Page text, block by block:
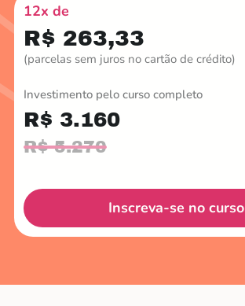
12x de
R$ 263,33
(parcelas sem juros no cartão de crédito)
Investimento pelo curso completo
R$ 3.160
R$ 5.270
Inscreva-se no curso